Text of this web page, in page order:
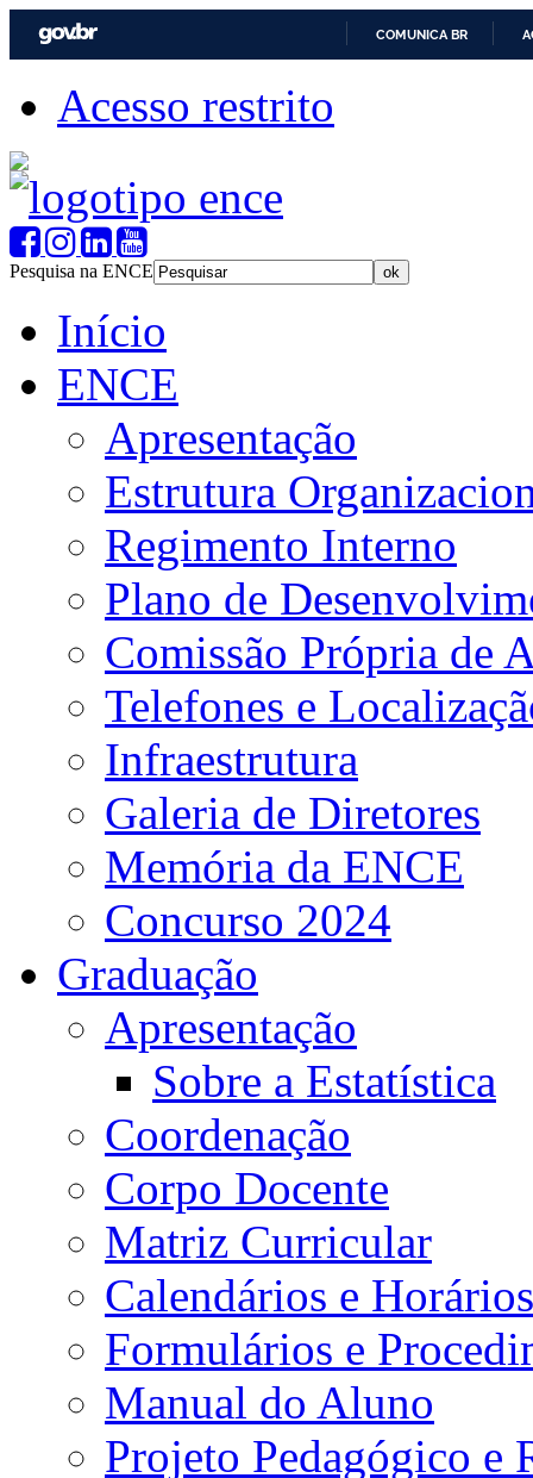
COMUNICA BR
Acesso restrito
Pesquisa na ENCE
Início
ENCE
Apresentação
Estrutura
Regimento Interno
Plano de
Comissão Própria de
Telefones e
Infraestrutura
Galeria de Diretores
Memória da ENCE
Concurso 2024
Graduação
Apresentação
Sobre a Estatística
Coordenação
Corpo Docente
Matriz Curricular
Calendários e Horários
Formulários e
Manual do Aluno
Projeto Pedagógico e